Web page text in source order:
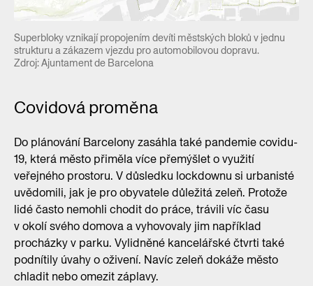
Superbloky vznikají propojením devíti městských bloků v jednu
strukturu a zákazem vjezdu pro automobilovou dopravu.
Zdroj: Ajuntament de Barcelona
Covidová proměna
Do plánování Barcelony zasáhla také pandemie covidu-
19, která město přiměla více přemýšlet o využití
veřejného prostoru. V důsledku lockdownu si urbanisté
uvědomili, jak je pro obyvatele důležitá zeleň. Protože
lidé často nemohli chodit do práce, trávili víc času
v okolí svého domova a vyhovovaly jim například
procházky v parku. Vylidněné kancelářské čtvrti také
podnítily úvahy o oživení. Navíc zeleň dokáže město
chladit nebo omezit záplavy.